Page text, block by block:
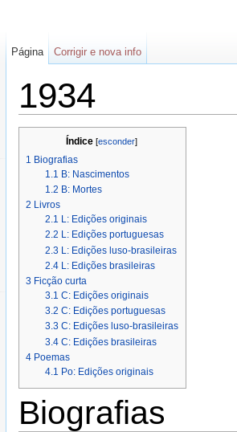
1934
Índice[esconder]
1 Biografias
1.1 B: Nascimentos
1.2 B: Mortes
2 Livros
2.1 L: Edições originais
2.2 L: Edições portuguesas
2.3 L: Edições luso-brasileiras
2.4 L: Edições brasileiras
3 Ficção curta
3.1 C: Edições originais
3.2 C: Edições portuguesas
3.3 C: Edições luso-brasileiras
3.4 C: Edições brasileiras
4 Poemas
4.1 Po: Edições originais
Biografias
Página Corrigir e nova info